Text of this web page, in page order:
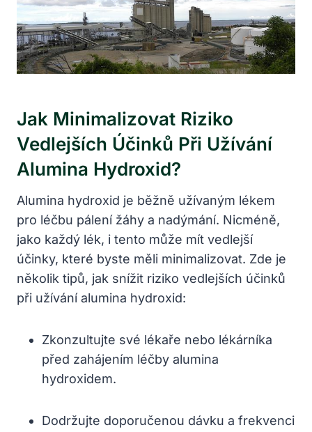
Jak Minimalizovat Riziko
Vedlejších Účinků Při Užívání
Alumina Hydroxid?
Alumina hydroxid je běžně užívaným lékem
pro léčbu pálení žáhy a nadýmání. Nicméně,
jako každý lék, i tento může mít vedlejší
účinky, které byste měli minimalizovat. Zde je
několik tipů, jak snížit riziko vedlejších účinků
při užívání alumina hydroxid:
Zkonzultujte své lékaře nebo lékárníka
před zahájením léčby alumina
hydroxidem.
Dodržujte doporučenou dávku a frekvenci